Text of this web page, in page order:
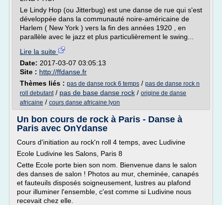
Le Lindy Hop (ou Jitterbug) est une danse de rue qui s'est
développée dans la communauté noire-américaine de
Harlem ( New York ) vers la fin des années 1920 , en
parallèle avec le jazz et plus particulièrement le swing...
Lire la suite
Date: 2017-03-07 03:05:13
Site : http://ffdanse.fr
Thèmes liés : pas de danse rock 6 temps / pas de danse rock n
roll debutant/ pas de base danse rock / origine de danse
africaine / cours danse africaine lyon
Un bon cours de rock à Paris - Danse à
Paris avec OnYdanse
Cours d'initiation au rock'n roll 4 temps, avec Ludivine
Ecole Ludivine les Salons, Paris 8
Cette Ecole porte bien son nom. Bienvenue dans le salon
des danses de salon ! Photos au mur, cheminée, canapés
et fauteuils disposés soigneusement, lustres au plafond
pour illuminer l'ensemble, c'est comme si Ludivine nous
recevait chez elle.